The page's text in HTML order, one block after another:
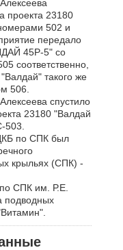
проекта 23180
502 и
передало
45Р-5" со
соответственно,
такого же
506.
спустило
23180 "Валдай
503.
по СПК был
крыльях (СПК) -
СПК им. Р.Е.
подводных